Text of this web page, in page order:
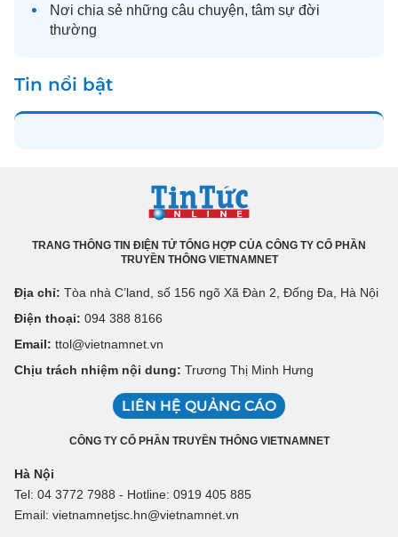
Nơi chia sẻ những câu chuyện, tâm sự đời
thường
Tin nổi bật
TRANG THÔNG TIN ĐIỆN TỬ TỔNG HỢP CỦA CÔNG TY CỔ PHẦN
TRUYỀN THÔNG VIETNAMNET
Địa chỉ: Tòa nhà C’land, số 156 ngõ Xã Đàn 2, Đống Đa, Hà Nội
Điện thoại: 094 388 8166
Email: ttol@vietnamnet.vn
Chịu trách nhiệm nội dung: Trương Thị Minh Hưng
LIÊN HỆ QUẢNG CÁO
CÔNG TY CỔ PHẦN TRUYỀN THÔNG VIETNAMNET
Hà Nội
Tel: 04 3772 7988 - Hotline: 0919 405 885
Email: vietnamnetjsc.hn@vietnamnet.vn